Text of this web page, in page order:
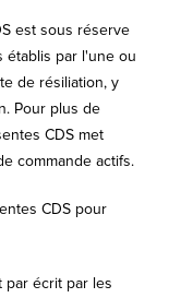
est sous réserve
établis par l'une ou
de résiliation, y
Pour plus de
CDS met
commande actifs.
CDS pour
par écrit par les